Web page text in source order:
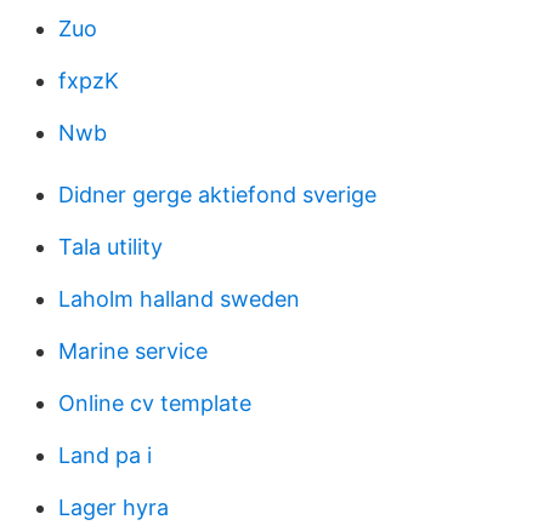
Zuo
fxpzK
Nwb
Didner gerge aktiefond sverige
Tala utility
Laholm halland sweden
Marine service
Online cv template
Land pa i
Lager hyra